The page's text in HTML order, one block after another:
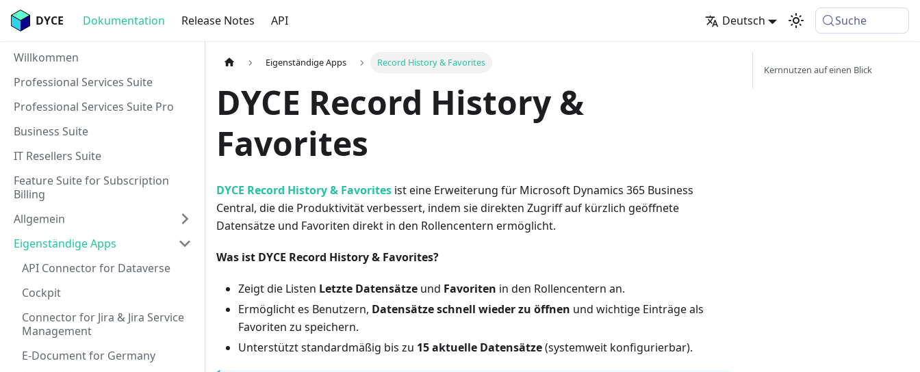
DYCE Dokumentation Release Notes API Deutsch Suche
Willkommen
Professional Services Suite
Professional Services Suite Pro
Business Suite
IT Resellers Suite
Feature Suite for Subscription
Billing
Allgemein
Eigenständige Apps
API Connector for Dataverse
Cockpit
Connector for Jira & Jira Service
Management
E-Document for Germany
Eigenständige Apps Record History & Favorites
DYCE Record History &
Favorites
DYCE Record History & Favorites ist eine Erweiterung für Microsoft Dynamics 365 Business
Central, die die Produktivität verbessert, indem sie direkten Zugriff auf kürzlich geöffnete
Datensätze und Favoriten direkt in den Rollencentern ermöglicht.
Was ist DYCE Record History & Favorites?
Zeigt die Listen Letzte Datensätze und Favoriten in den Rollencentern an.
Ermöglicht es Benutzern, Datensätze schnell wieder zu öffnen und wichtige Einträge als
Favoriten zu speichern.
Unterstützt standardmäßig bis zu 15 aktuelle Datensätze(systemweit konfigurierbar).
Kernnutzen auf einen Blick